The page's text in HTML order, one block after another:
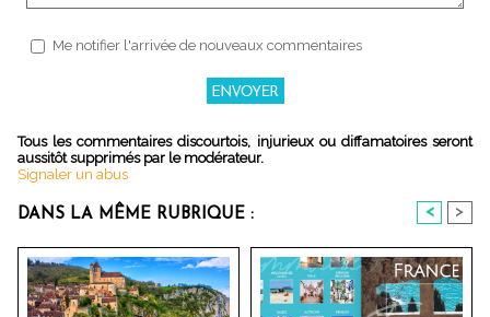
Me notifier l'arrivée de nouveaux commentaires
Tous les commentaires discourtois, injurieux ou diffamatoires seront
aussitôt supprimés par le modérateur.
Signaler un abus
DANS LA MÊME RUBRIQUE : < >